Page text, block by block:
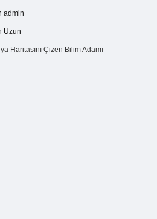
admin
Uzun
Haritasını Çizen Bilim Adamı